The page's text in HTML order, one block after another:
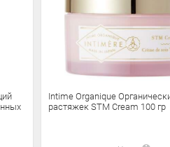
Intime Organique
растяжек STM Cream 100 гр